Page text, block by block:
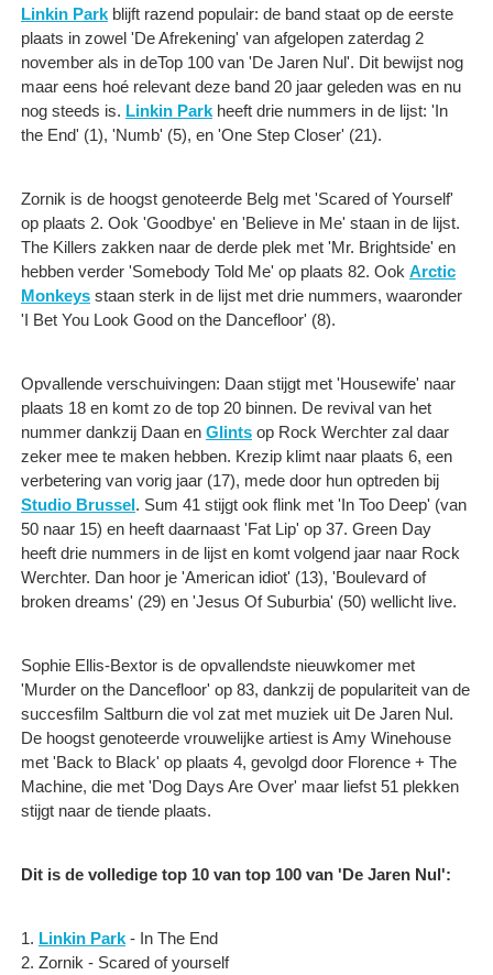
Linkin Park blijft razend populair: de band staat op de eerste
plaats in zowel 'De Afrekening' van afgelopen zaterdag 2
november als in deTop 100 van 'De Jaren Nul'. Dit bewijst nog
maar eens hoé relevant deze band 20 jaar geleden was en nu
nog steeds is. Linkin Park heeft drie nummers in de lijst: 'In
the End' (1), 'Numb' (5), en 'One Step Closer' (21).
Zornik is de hoogst genoteerde Belg met 'Scared of Yourself'
op plaats 2. Ook 'Goodbye' en 'Believe in Me' staan in de lijst.
The Killers zakken naar de derde plek met 'Mr. Brightside' en
hebben verder 'Somebody Told Me' op plaats 82. Ook Arctic
Monkeys staan sterk in de lijst met drie nummers, waaronder
'I Bet You Look Good on the Dancefloor' (8).
Opvallende verschuivingen: Daan stijgt met 'Housewife' naar
plaats 18 en komt zo de top 20 binnen. De revival van het
nummer dankzij Daan en Glints op Rock Werchter zal daar
zeker mee te maken hebben. Krezip klimt naar plaats 6, een
verbetering van vorig jaar (17), mede door hun optreden bij
Studio Brussel. Sum 41 stijgt ook flink met 'In Too Deep' (van
50 naar 15) en heeft daarnaast 'Fat Lip' op 37. Green Day
heeft drie nummers in de lijst en komt volgend jaar naar Rock
Werchter. Dan hoor je 'American idiot' (13), 'Boulevard of
broken dreams' (29) en 'Jesus Of Suburbia' (50) wellicht live.
Sophie Ellis-Bextor is de opvallendste nieuwkomer met
'Murder on the Dancefloor' op 83, dankzij de populariteit van de
succesfilm Saltburn die vol zat met muziek uit De Jaren Nul.
De hoogst genoteerde vrouwelijke artiest is Amy Winehouse
met 'Back to Black' op plaats 4, gevolgd door Florence + The
Machine, die met 'Dog Days Are Over' maar liefst 51 plekken
stijgt naar de tiende plaats.
Dit is de volledige top 10 van top 100 van 'De Jaren Nul':
1. Linkin Park - In The End
2. Zornik - Scared of yourself